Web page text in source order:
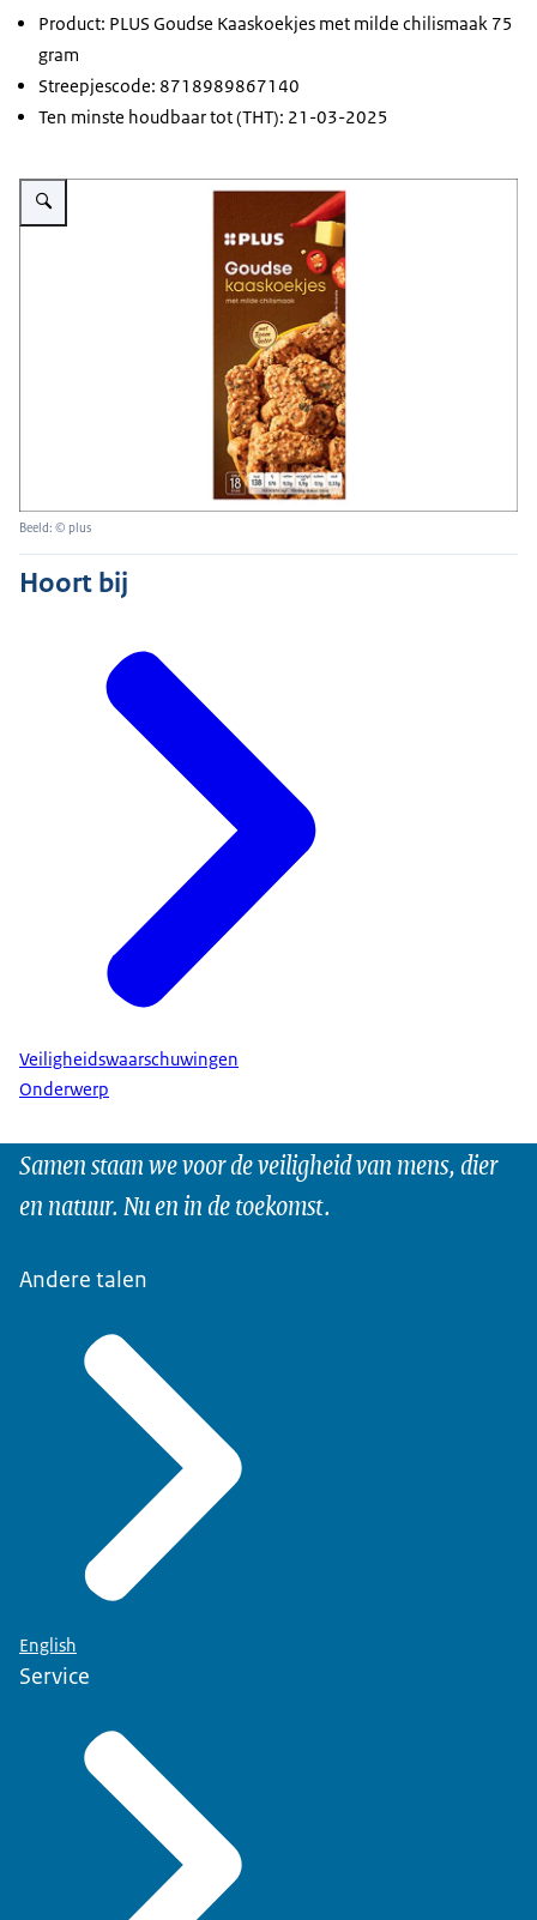
Product: PLUS Goudse Kaaskoekjes met milde chilismaak 75
gram
Streepjescode: 8718989867140
Ten minste houdbaar tot (THT): 21-03-2025
Vergroot afbeelding Plus goudse kaaskoekjes
Beeld: © plus
Hoort bij
Veiligheidswaarschuwingen
Onderwerp
Samen staan we voor de veiligheid van mens, dier
en natuur. Nu en in de toekomst.
Andere talen
English
Service